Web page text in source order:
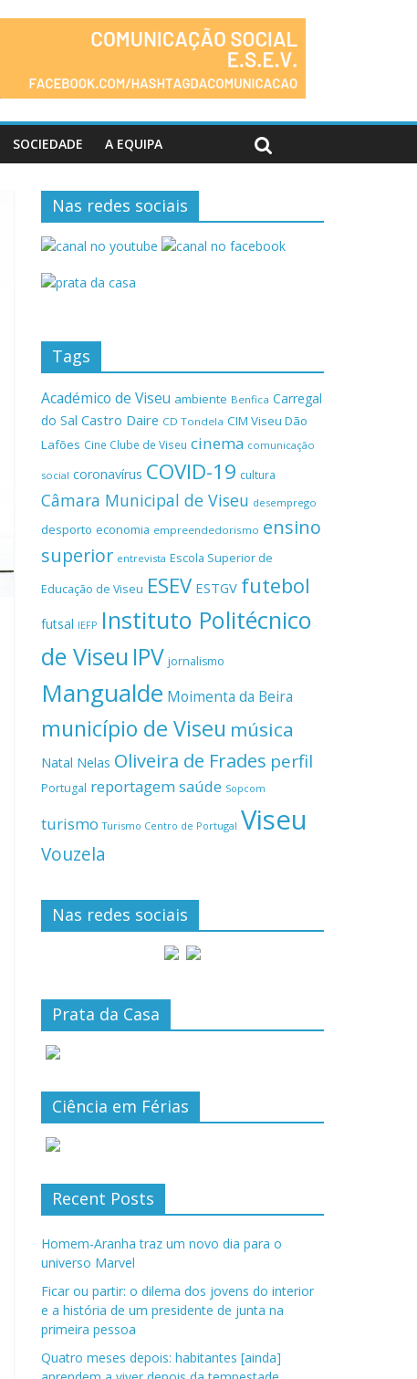
SOCIEDADE A EQUIPA
Nas redes sociais
Tags
Académico de Viseu ambiente Benfica Carregal
do Sal Castro Daire CD Tondela CIM Viseu Dão
Lafões Cine Clube de Viseu cinema comunicação
social coronavírus COVID-19 cultura
Câmara Municipal de Viseu desemprego
desporto economia empreendedorismo ensino
superior entrevista Escola Superior de
Educação de Viseu ESEV ESTGV futebol
futsal IEFP Instituto Politécnico
de Viseu IPV jornalismo
Mangualde Moimenta da Beira
município de Viseu música
Natal Nelas Oliveira de Frades perfil
Portugal reportagemsaúde Sopcom
turismo Turismo Centro de Portugal Viseu
Vouzela
Nas redes sociais
Prata da Casa
Ciência em Férias
Recent Posts
Homem-Aranha traz um novo dia para o
universo Marvel
Ficar ou partir: o dilema dos jovens do interior
e a história de um presidente de junta na
primeira pessoa
Quatro meses depois: habitantes [ainda]